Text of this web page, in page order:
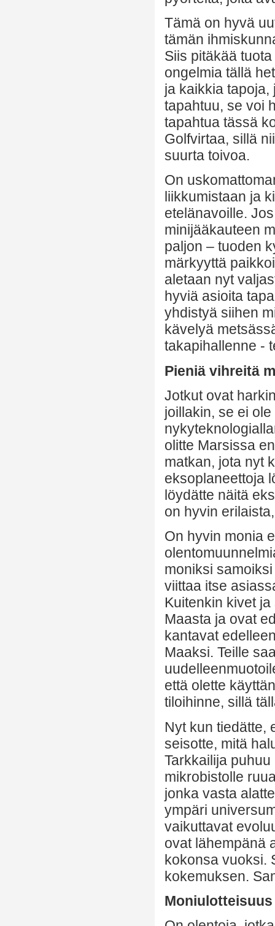
Tämä on hyvä
tämän
Siis pitäkää
ongelmia tällä
ja kaikkia tapoja,
tapahtuu, se voi
tapahtua tässä
Golfvirtaa, sillä
suurta toivoa.
On
liikkumistaan ja
etelänavoille.
minijääkauteen
paljon – tuoden
märkyyttä
aletaan nyt
hyviä asioita
yhdistyä siihen
kävelyä
takapihallenne -
Pieniä vihreitä
Jotkut ovat
joillakin, se ei
olitte Marsissa
matkan, jota nyt
eksoplaneettoja
löydätte näitä
on hyvin
On hyvin monia
moniksi
viittaa itse
Kuitenkin kivet
Maasta ja ovat
kantavat
Maaksi. Teille
että olette
tiloihinne, sillä
Nyt kun tiedätte,
seisotte, mitä
Tarkkailija
mikrobistolle
jonka vasta
ympäri
vaikuttavat
ovat lähempänä
kokonsa vuoksi.
kokemuksen.
Moniulotteisuus